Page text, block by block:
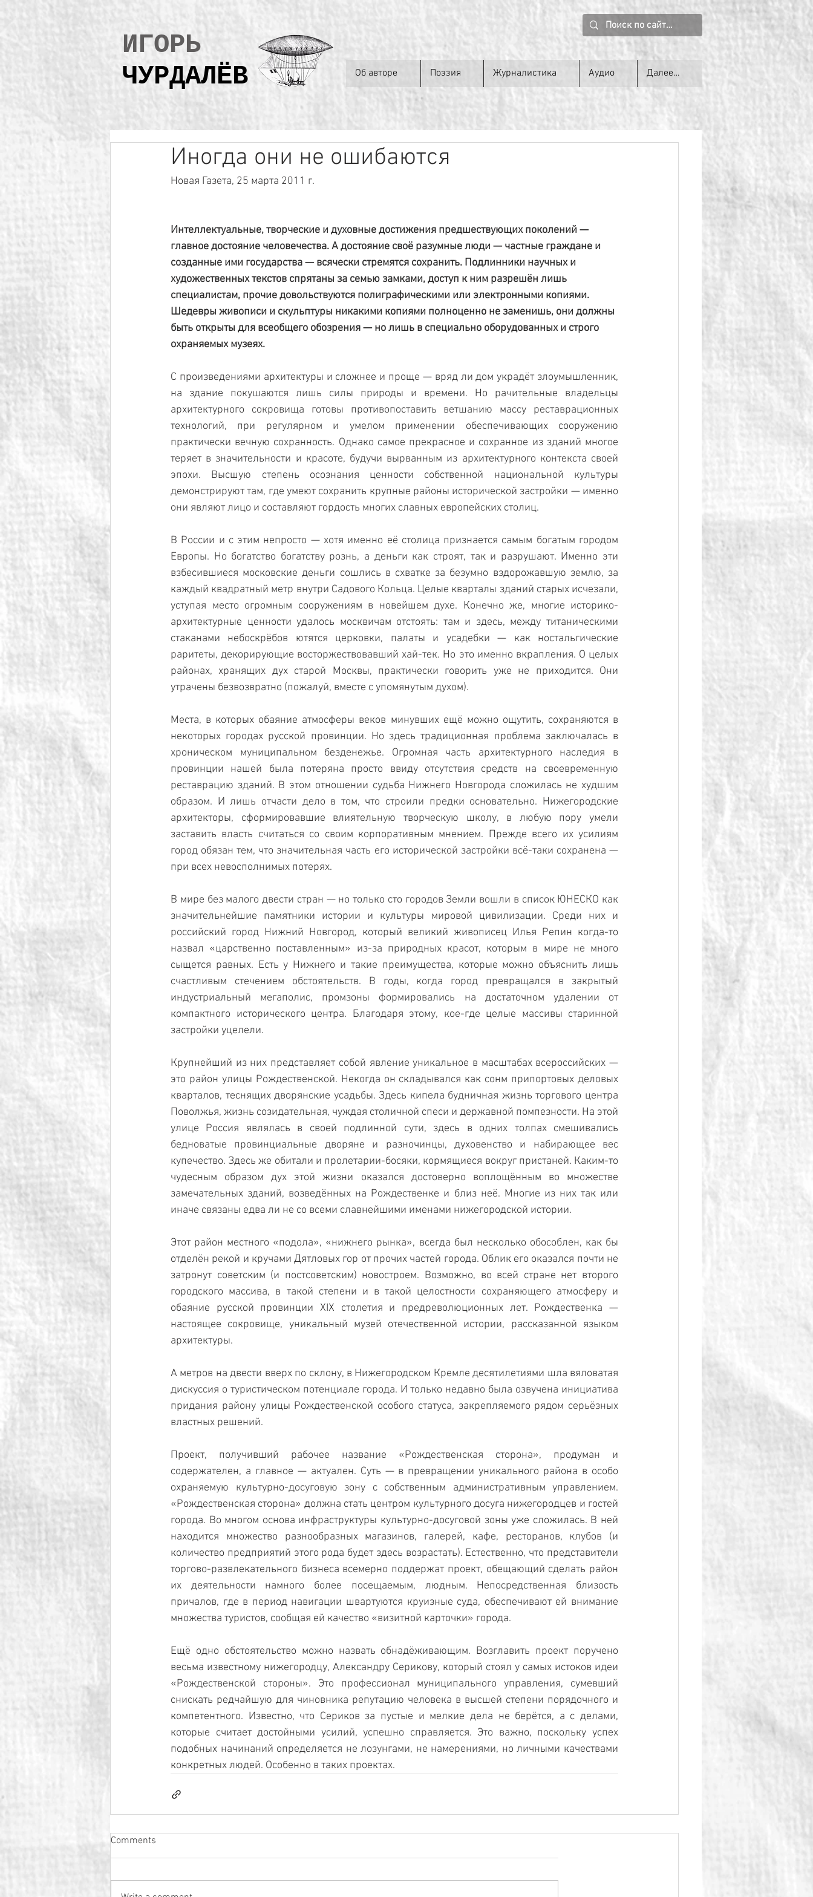
ИГОРЬ
ЧУРДАЛЁВ
Об авторе Поэзия Журналистика Аудио Далее…
Иногда они не ошибаются
Новая Газета, 25 марта 2011 г.
Интеллектуальные, творческие и духовные достижения предшествующих поколений —
главное достояние человечества. А достояние своё разумные люди — частные граждане и
созданные ими государства — всячески стремятся сохранить. Подлинники научных и
художественных текстов спрятаны за семью замками, доступ к ним разрешён лишь
специалистам, прочие довольствуются полиграфическими или электронными копиями.
Шедевры живописи и скульптуры никакими копиями полноценно не заменишь, они должны
быть открыты для всеобщего обозрения — но лишь в специально оборудованных и строго
охраняемых музеях.
С произведениями архитектуры и сложнее и проще — вряд ли дом украдёт злоумышленник,
на здание покушаются лишь силы природы и времени. Но рачительные владельцы
архитектурного сокровища готовы противопоставить ветшанию массу реставрационных
технологий, при регулярном и умелом применении обеспечивающих сооружению
практически вечную сохранность. Однако самое прекрасное и сохранное из зданий многое
теряет в значительности и красоте, будучи вырванным из архитектурного контекста своей
эпохи. Высшую степень осознания ценности собственной ­национальной ­культуры
демонстрируют там, где умеют сохранить крупные районы исторической застройки — именно
они являют лицо и составляют гордость многих славных европейских столиц.
В России и с этим непросто — хотя именно её столица признается самым богатым городом
Европы. Но богатство богатству рознь, а деньги как строят, так и разрушают. Именно эти
взбесившиеся московские деньги сошлись в схватке за безумно вздорожавшую землю, за
каждый квадратный метр внутри Садового Кольца. Целые кварталы зданий старых исчезали,
уступая место огромным сооружениям в новейшем духе. Конечно же, многие историко-
архитектурные ценности удалось москвичам отстоять: там и здесь, между титаническими
стаканами небоскрёбов ютятся церковки, палаты и усадебки — как ностальгические
раритеты, декорирующие восторжествовавший хай-тек. Но это именно вкрапления. О целых
районах, хранящих дух старой Москвы, практически говорить уже не приходится. Они
утрачены безвозвратно (пожалуй, вместе с упомянутым духом).
Места, в которых обаяние атмосферы веков минувших ещё можно ощутить, сохраняются в
некоторых городах русской провинции. Но здесь традиционная проблема заключалась в
хроническом муниципальном безденежье. Огромная часть архитектурного наследия в
провинции нашей была потеряна просто ввиду отсутствия средств на своевременную
реставрацию зданий. В этом отношении судьба Нижнего Новгорода сложилась не худшим
образом. И лишь отчасти дело в том, что строили предки основательно. Нижегородские
архитекторы, сформировавшие влиятельную творческую школу, в любую пору умели
заставить власть считаться со своим корпоративным мнением. Прежде всего их усилиям
город обязан тем, что значительная часть его исторической застройки всё-таки сохранена —
при всех невосполнимых потерях.
В мире без малого двести стран — но только сто городов Земли вошли в список ЮНЕСКО как
значительнейшие памятники истории и культуры мировой цивилизации. Среди них и
российский город Нижний Новгород, который великий живописец Илья Репин когда-то
назвал «царственно ­поставленным» из-за природных красот, которым в мире не много
сыщется ­равных. Есть у Нижнего и такие преимущества, которые можно объяснить лишь
счастливым стечением обстоятельств. В годы, когда город превращался в закрытый
индустриальный мегаполис, промзоны формировались на достаточном удалении от
компактного ­исторического ­центра. Благодаря этому, кое-где целые массивы старинной
застройки уцелели.
Крупнейший из них представляет собой явление уникальное в масштабах всероссийских —
это район улицы Рождественской. Некогда он складывался как сонм припортовых деловых
кварталов, теснящих дворянские усадьбы. Здесь кипела будничная жизнь торгового центра
Поволжья, жизнь созидательная, чуждая столичной спеси и державной помпезности. На этой
улице Россия являлась в своей подлинной сути, здесь в одних толпах смешивались
бедноватые провинциальные дворяне и разночинцы, духовенство и набирающее вес
купечество. Здесь же обитали и пролетарии-босяки, кормящиеся вокруг пристаней. Каким-то
чудесным образом дух этой жизни оказался достоверно воплощённым во множестве
замечательных зданий, возведённых на Рождественке и близ неё. Многие из них так или
иначе связаны едва ли не со всеми славнейшими именами нижегородской истории.
Этот район местного «подола», «нижнего рынка», всегда был несколько обособлен, как бы
отделён рекой и кручами Дятловых гор от прочих частей города. Облик его оказался почти не
затронут советским (и постсоветским) новостроем. Возможно, во всей стране нет второго
городского массива, в такой степени и в такой целостности сохраняющего атмосферу и
обаяние русской провинции XIX столетия и предреволюционных лет. Рождественка —
настоящее сокровище, уникальный музей отечественной истории, рассказанной языком
архитектуры.
А метров на двести вверх по склону, в Нижегородском Кремле десятилетиями шла вяловатая
дискуссия о туристическом потенциале города. И только недавно была озвучена инициатива
придания району улицы Рождественской особого статуса, закрепляемого рядом серьёзных
властных решений.
Проект, получивший рабочее название «Рождественская сторона», продуман и
содержателен, а главное — актуален. Суть — в превращении уникального района в особо
охраняемую культурно-досуговую зону с собственным административным управлением.
«Рождественская сторона» должна стать центром культурного досуга нижегородцев и гостей
города. Во многом основа инфраструктуры культурно-досуговой зоны уже сложилась. В ней
находится множество разнообразных магазинов, галерей, кафе, ресторанов, клубов (и
количество предприятий этого рода будет здесь возрастать). Естественно, что представители
торгово-развлекательного бизнеса всемерно поддержат проект, обещающий сделать район
их деятельности намного более посещаемым, людным. Непосредственная близость
причалов, где в период навигации швартуются круизные суда, обеспечивают ей внимание
множества туристов, сообщая ей качество «визитной карточки» города.
Ещё одно обстоятельство можно назвать обнадёживающим. Возглавить проект поручено
весьма известному нижегородцу, Александру Серикову, который стоял у самых истоков идеи
«Рождественской стороны». Это профессионал муниципального управления, сумевший
снискать редчайшую для чиновника репутацию человека в высшей степени порядочного и
компетентного. Известно, что Сериков за пустые и мелкие дела не берётся, а с делами,
которые считает достойными усилий, успешно справляется. Это важно, поскольку успех
подобных начинаний определяется не лозунгами, не намерениями, но личными качествами
конкретных людей. Особенно в таких проектах.
Comments